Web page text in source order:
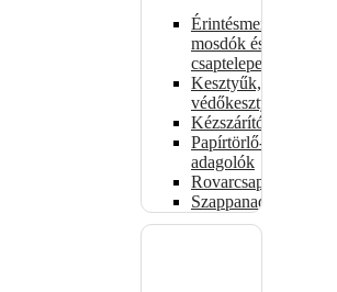
Érintésmentes
mosdók és
csaptelepek
Kesztyűk,
védőkesztyűk
Kézszárítók
Papírtörlő-
adagolók
Rovarcsapdák
Szappanadagolók